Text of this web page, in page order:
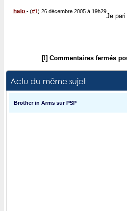
halo - (#1) 26 décembre 2005 à 19h29
Je pari
[!] Commentaires fermés
Actu du même sujet
Brother in Arms sur PSP